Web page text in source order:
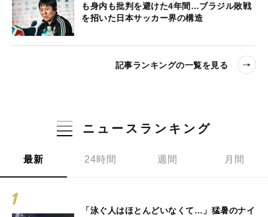
も身内も批判を避けた4年間…ブラジル敗戦
を招いた日本サッカー界の構造
記事ランキングの一覧を見る
ニュースランキング
最新 24時間 週間 月間
「泳ぐ人はほとんどいなくて…」猛暑のナイ